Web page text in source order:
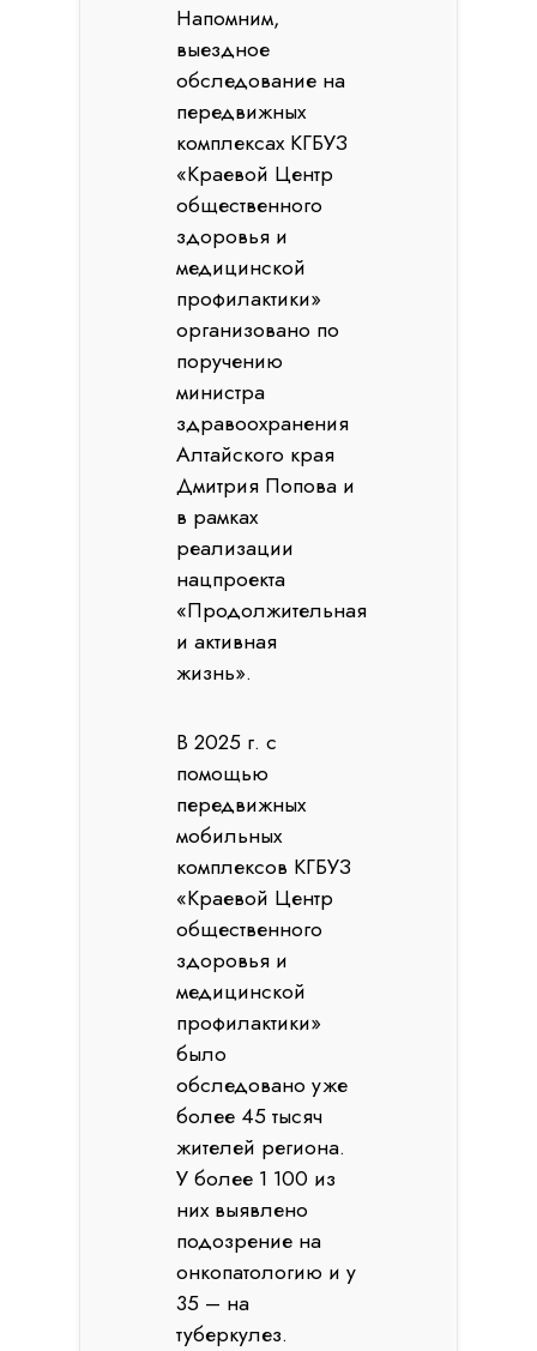
Напомним,
выездное
обследование на
передвижных
комплексах КГБУЗ
«Краевой Центр
общественного
здоровья и
медицинской
профилактики»
организовано по
поручению
министра
здравоохранения
Алтайского края
Дмитрия Попова и
в рамках
реализации
нацпроекта
«Продолжительная
и активная
жизнь».
В 2025 г. с
помощью
передвижных
мобильных
комплексов КГБУЗ
«Краевой Центр
общественного
здоровья и
медицинской
профилактики»
было
обследовано уже
более 45 тысяч
жителей региона.
У более 1 100 из
них выявлено
подозрение на
онкопатологию и у
35 – на
туберкулез.